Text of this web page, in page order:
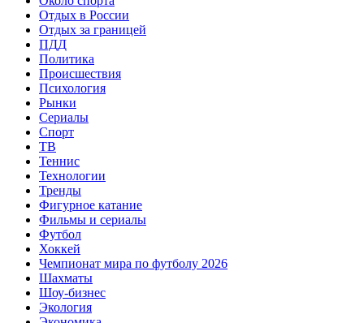
Отдых в России
Отдых за границей
ПДД
Политика
Происшествия
Психология
Рынки
Сериалы
Спорт
ТВ
Теннис
Технологии
Тренды
Фигурное катание
Фильмы и сериалы
Футбол
Хоккей
Чемпионат мира по футболу 2026
Шахматы
Шоу-бизнес
Экология